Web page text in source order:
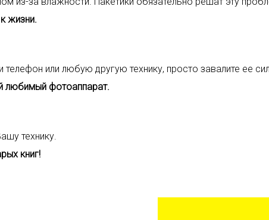
жизни.
телефон или любую другую технику, просто завалите ее
любимый фотоаппарат.
технику.
книг!